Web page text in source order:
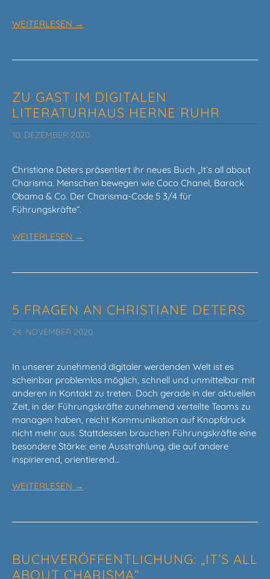
WEITERLESEN →
ZU GAST IM DIGITALEN
LITERATURHAUS HERNE RUHR
10. DEZEMBER 2020
Christiane Deters präsentiert ihr neues Buch „It`s all about
Charisma. Menschen bewegen wie Coco Chanel, Barack
Obama & Co. Der Charisma-Code 5 3/4 für
Führungskräfte“.
WEITERLESEN →
5 FRAGEN AN CHRISTIANE DETERS
24. NOVEMBER 2020
In unserer zunehmend digitaler werdenden Welt ist es
scheinbar problemlos möglich, schnell und unmittelbar mit
anderen in Kontakt zu treten. Doch gerade in der aktuellen
Zeit, in der Führungskräfte zunehmend verteilte Teams zu
managen haben, reicht Kommunikation auf Knopfdruck
nicht mehr aus. Stattdessen brauchen Führungskräfte eine
besondere Stärke: eine Ausstrahlung, die auf andere
inspirierend, orientierend…
WEITERLESEN →
BUCHVERÖFFENTLICHUNG: „IT’S ALL
ABOUT CHARISMA“